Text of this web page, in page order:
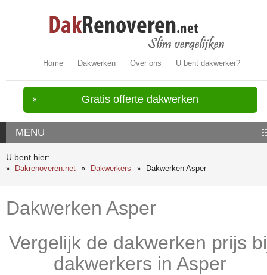
Home Dakwerken Over ons U bent dakwerker?
Gratis offerte dakwerken
MENU
U bent hier:
Dakrenoveren.net
Dakwerkers Dakwerken Asper
Dakwerken Asper
Vergelijk de dakwerken prijs
dakwerkers in Asper